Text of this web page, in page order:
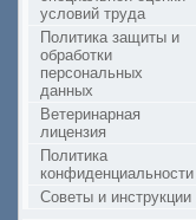
условий труда
Политика защиты и
обработки
персональных
данных
Ветеринарная
лицензия
Политика
конфиденциальности
Советы и инструкции